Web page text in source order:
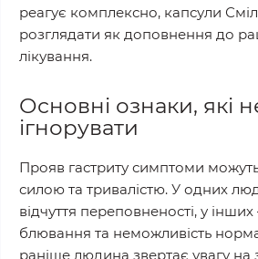
реагує комплексно, капсули
розглядати як доповнення до
лікування.
Основні ознаки, які
ігнорувати
Прояв гастриту симптоми можуть
силою та тривалістю. У одних
відчуття переповненості, у інших
блювання та неможливість
раніше людина звертає увагу на